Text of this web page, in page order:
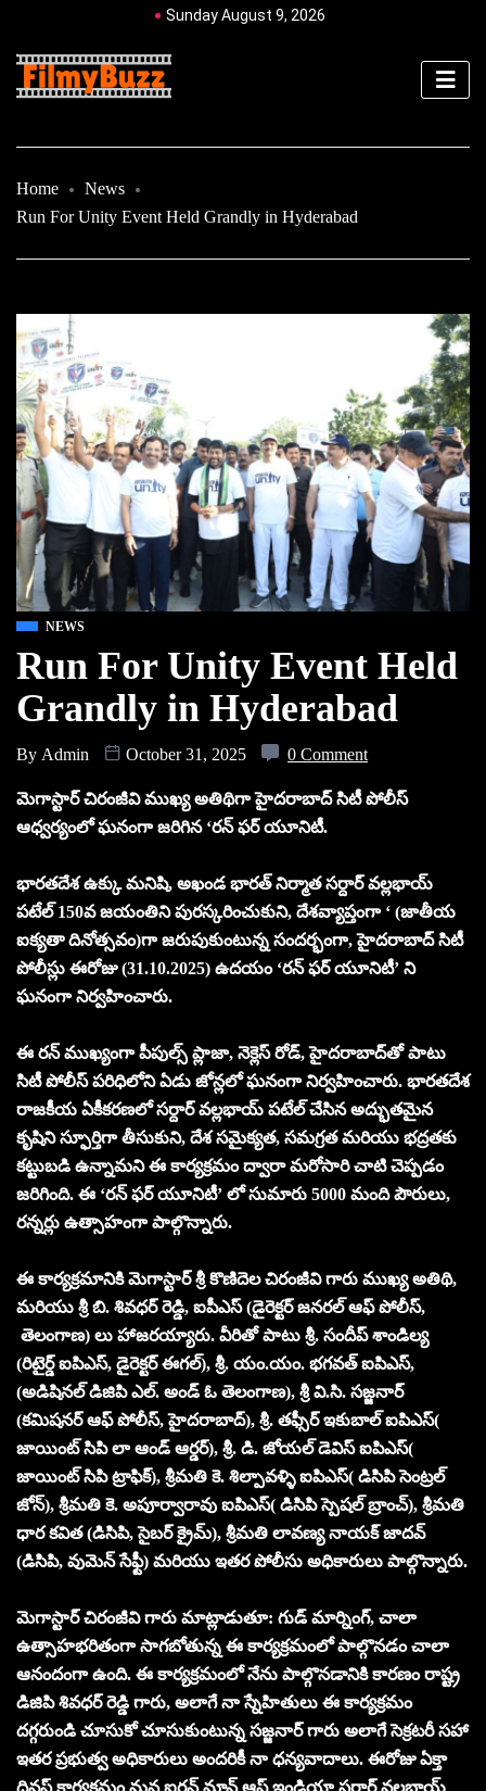
Sunday August 9, 2026
Home
News
Run For Unity Event Held Grandly in Hyderabad
NEWS
Run For Unity Event Held
Grandly in Hyderabad
By Admin October 31, 2025 0 Comment
మెగాస్టార్ చిరంజీవి ముఖ్య అతిథిగా హైదరాబాద్ సిటీ పోలీస్
ఆధ్వర్యంలో ఘనంగా జరిగిన ‘రన్ ఫర్ యూనిటీ.
భారతదేశ ఉక్కు మనిషి, అఖండ భారత్ నిర్మాత సర్దార్ వల్లభాయ్
పటేల్ 150వ జయంతిని పురస్కరించుకుని, దేశవ్యాప్తంగా ‘ (జాతీయ
ఐక్యతా దినోత్సవం)గా జరుపుకుంటున్న సందర్భంగా, హైదరాబాద్ సిటీ
పోలీస్లు ఈరోజు (31.10.2025) ఉదయం ‘రన్ ఫర్ యూనిటీ’ ని
ఘనంగా నిర్వహించారు.
ఈ రన్ ముఖ్యంగా పీపుల్స్ ప్లాజా, నెక్లెస్ రోడ్, హైదరాబాద్‌తో పాటు
సిటీ పోలీస్ పరిధిలోని ఏడు జోన్లలో ఘనంగా నిర్వహించారు. భారతదేశ
రాజకీయ ఏకీకరణలో సర్దార్ వల్లభాయ్ పటేల్ చేసిన అద్భుతమైన
కృషిని స్ఫూర్తిగా తీసుకుని, దేశ సమైక్యత, సమగ్రత మరియు భద్రతకు
కట్టుబడి ఉన్నామని ఈ కార్యక్రమం ద్వారా మరోసారి చాటి చెప్పడం
జరిగింది. ఈ ‘రన్ ఫర్ యూనిటీ’ లో సుమారు 5000 మంది పౌరులు,
రన్నర్లు ఉత్సాహంగా పాల్గొన్నారు.
ఈ కార్యక్రమానికి మెగాస్టార్ శ్రీ కొణిదెల చిరంజీవి గారు ముఖ్య అతిథి,
మరియు శ్రీ బి. శివధర్ రెడ్డి, ఐపీఎస్ (డైరెక్టర్ జనరల్ ఆఫ్ పోలీస్,
తెలంగాణ) లు హాజరయ్యారు. వీరితో పాటు శ్రీ. సందీప్ శాండిల్య
(రిటైర్డ్ ఐపిఎస్, డైరెక్టర్ ఈగల్), శ్రీ. యం.యం. భగవత్ ఐపిఎస్,
(అడిషినల్ డిజిపి ఎల్. అండ్ ఓ తెలంగాణ), శ్రీ వి.సి. సజ్జనార్
(కమిషనర్ ఆఫ్ పోలీస్, హైదరాబాద్), శ్రీ. తఫ్సీర్ ఇకుబాల్ ఐపిఎస్(
జాయింట్ సిపి లా ఆండ్ ఆర్డర్), శ్రీ. డి. జోయల్ డెవిస్ ఐపిఎస్(
జాయింట్ సిపి ట్రాఫిక్), శ్రీమతి కె. శిల్పావళ్ళి ఐపిఎస్( డిసిపి సెంట్రల్
జోన్), శ్రీమతి కె. అపూర్వారావు ఐపిఎస్( డిసిపి స్పెషల్ బ్రాంచ్), శ్రీమతి
ధార కవిత (డిసిపి, సైబర్ క్రైమ్), శ్రీమతి లావణ్య నాయక్ జాదవ్
(డిసిపి, వుమెన్ సేఫ్టీ) మరియు ఇతర పోలీసు అధికారులు పాల్గొన్నారు.
మెగాస్టార్ చిరంజీవి గారు మాట్లాడుతూ: గుడ్ మార్నింగ్, చాలా
ఉత్సాహభరితంగా సాగబోతున్న ఈ కార్యక్రమంలో పాల్గొనడం చాలా
ఆనందంగా ఉంది. ఈ కార్యక్రమంలో నేను పాల్గొనడానికి కారణం రాష్ట్ర
డిజిపి శివధర్ రెడ్డి గారు, అలాగే నా స్నేహితులు ఈ కార్యక్రమం
దగ్గరుండి చూసుకో చూసుకుంటున్న సజ్జనార్ గారు అలాగే సెక్రటరీ సహా
ఇతర ప్రభుత్వ అధికారులు అందరికీ నా ధన్యవాదాలు. ఈరోజు ఏక్తా
దివస్ కార్యక్రమం మన ఐరన్ మాన్ ఆఫ్ ఇండియా సర్దార్ వల్లభాయ్